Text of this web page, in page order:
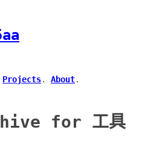
Projects. About.
for 工具